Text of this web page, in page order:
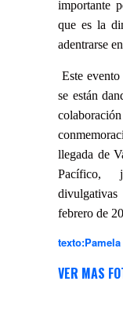
importante
que es la
adentrarse
Este
se están
llegada de
Pacífico,
febrero de
VER MAS